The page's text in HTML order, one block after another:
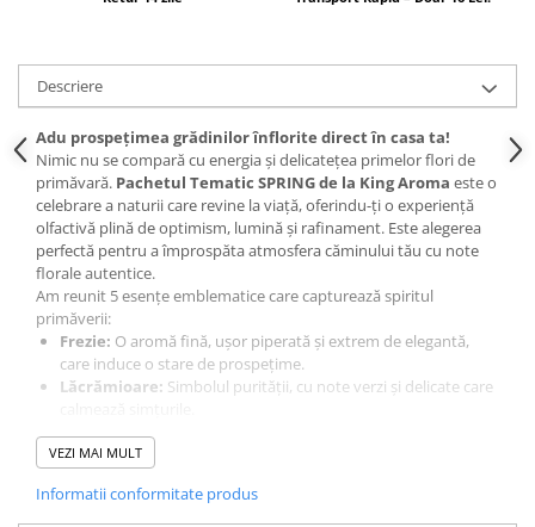
Descriere
Adu prospețimea grădinilor înflorite direct în casa ta!
Nimic nu se compară cu energia și delicatețea primelor flori de
primăvară. Pachetul Tematic SPRING de la King Aroma este o
celebrare a naturii care revine la viață, oferindu-ți o experiență
olfactivă plină de optimism, lumină și rafinament. Este alegerea
perfectă pentru a împrospăta atmosfera căminului tău cu note
florale autentice.
Am reunit 5 esențe emblematice care capturează spiritul
primăverii:
Frezie: O aromă fină, ușor piperată și extrem de elegantă,
care induce o stare de prospețime.
Lăcrămioare: Simbolul purității, cu note verzi și delicate care
Liliac:Esența inconfundabilă a serilor de primăvară, bogată și
profund florală.
emană lux.
Zambilă:O explozie florală intensă și optimistă, care umple
VEZI MAI MULT
Informatii conformitate produs